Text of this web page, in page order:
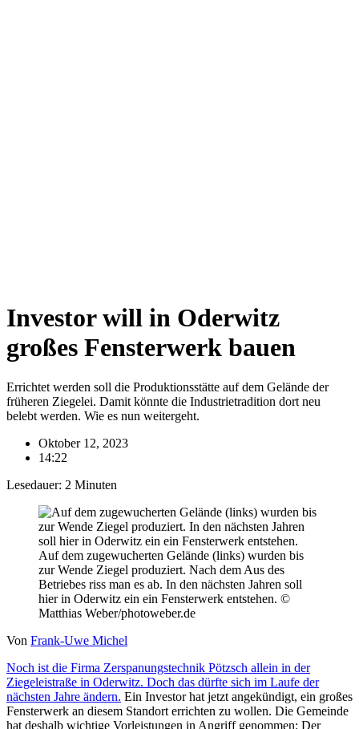
Investor will in Oderwitz
großes Fensterwerk bauen
Errichtet werden soll die Produktionsstätte auf dem Gelände der
früheren Ziegelei. Damit könnte die Industrietradition dort neu
belebt werden. Wie es nun weitergeht.
Oktober 12, 2023
14:22
Lesedauer: 2 Minuten
Auf dem zugewucherten Gelände (links) wurden bis
zur Wende Ziegel produziert. Nach dem Aus des
Betriebes riss man es ab. In den nächsten Jahren soll
hier in Oderwitz ein ein Fensterwerk entstehen. ©
Matthias Weber/photoweber.de
Von Frank-Uwe Michel
Noch ist die Firma Zerspanungstechnik Pötzsch allein in der
Ziegeleistraße in Oderwitz. Doch das dürfte sich im Laufe der
nächsten Jahre ändern. Ein Investor hat jetzt angekündigt, ein großes
Fensterwerk an diesem Standort errichten zu wollen. Die Gemeinde
hat deshalb wichtige Vorleistungen in Angriff genommen: Der